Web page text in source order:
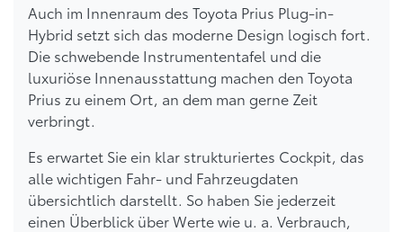
Auch im Innenraum des Toyota Prius Plug-in-
Hybrid setzt sich das moderne Design logisch fort.
Die schwebende Instrumententafel und die
luxuriöse Innenausstattung machen den Toyota
Prius zu einem Ort, an dem man gerne Zeit
verbringt.
Es erwartet Sie ein klar strukturiertes Cockpit, das
alle wichtigen Fahr- und Fahrzeugdaten
übersichtlich darstellt. So haben Sie jederzeit
einen Überblick über Werte wie u. a. Verbrauch,